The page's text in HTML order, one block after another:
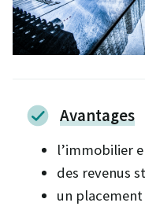
Avantages
l’immobilier
des revenus
un